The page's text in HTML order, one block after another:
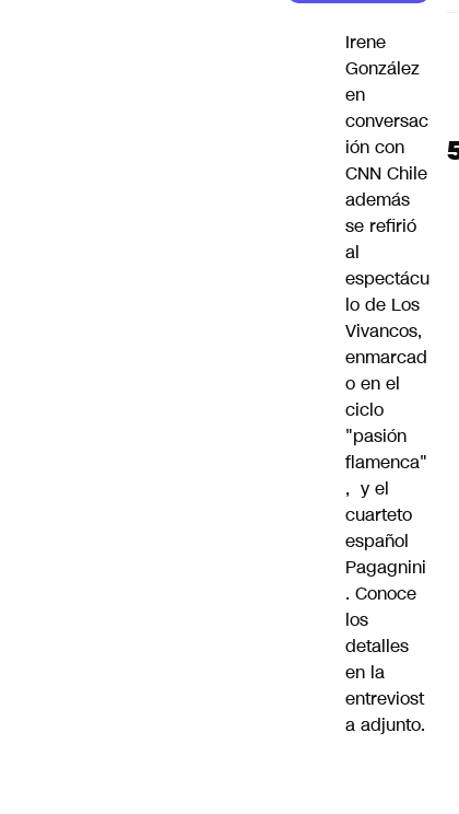
Irene
González
en
conversac
ión con
CNN Chile
además
se refirió
al
espectácu
lo de Los
Vivancos,
enmarcad
o en el
ciclo
"pasión
flamenca"
, y el
cuarteto
español
Pagagnini
. Conoce
los
detalles
en la
entreviost
a adjunto.